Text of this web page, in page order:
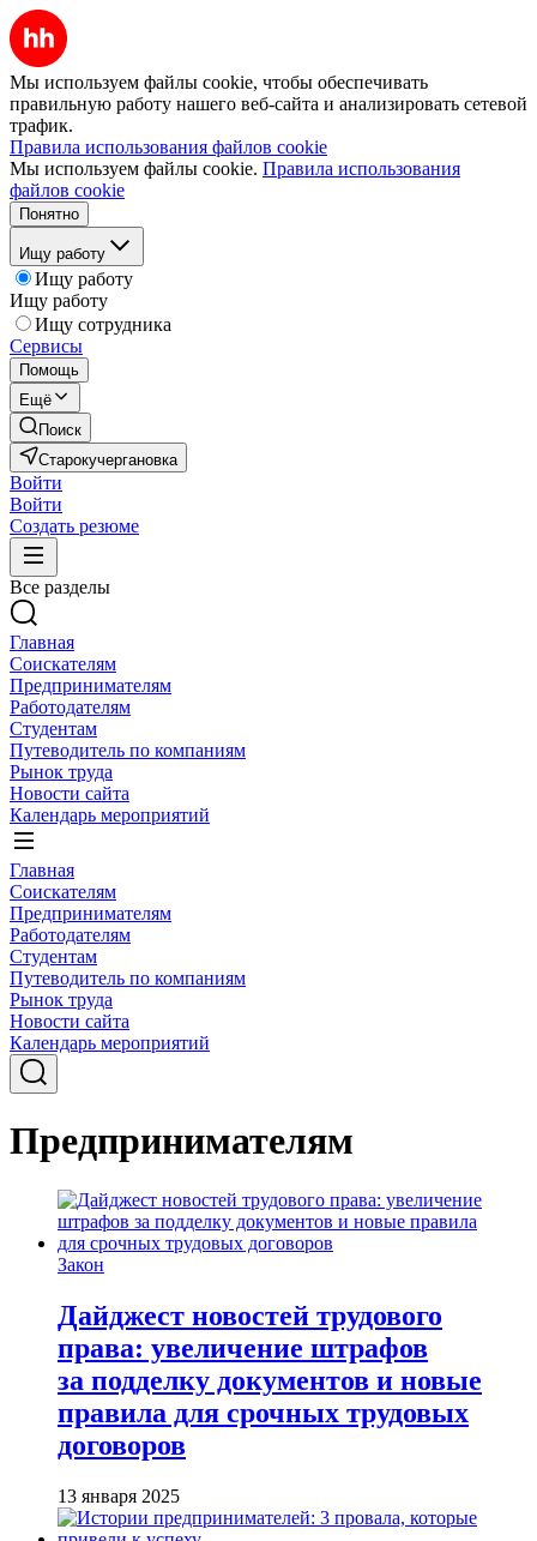
Мы используем файлы cookie, чтобы обеспечивать
правильную работу нашего веб-сайта и анализировать сетевой
трафик.
Правила использования файлов cookie
Мы используем файлы cookie. Правила использования
файлов cookie
Понятно
Ищу работу
Ищу работу
Ищу работу
Ищу сотрудника
Сервисы
Помощь
Ещё
Поиск
Старокучергановка
Войти
Войти
Создать резюме
Все разделы
Главная
Соискателям
Предпринимателям
Работодателям
Студентам
Путеводитель по компаниям
Рынок труда
Новости сайта
Календарь мероприятий
Главная
Соискателям
Предпринимателям
Работодателям
Студентам
Путеводитель по компаниям
Рынок труда
Новости сайта
Календарь мероприятий
Предпринимателям
Закон
Дайджест новостей трудового
права: увеличение штрафов
за подделку документов и новые
правила для срочных трудовых
договоров
13 января 2025